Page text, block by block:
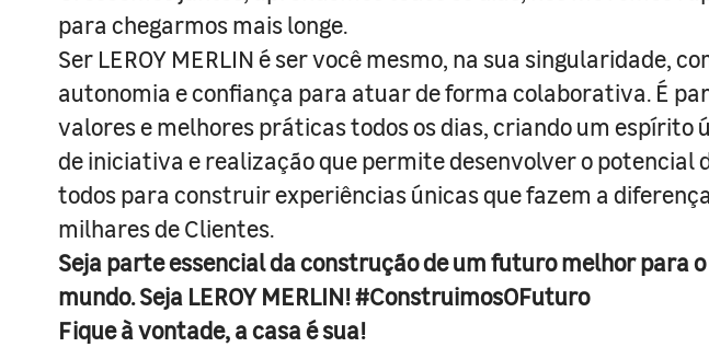
para chegarmos mais longe.
Ser LEROY MERLIN é ser você mesmo, na sua singularidade,
autonomia e confiança para atuar de forma colaborativa. É
valores e melhores práticas todos os dias, criando um espírito
de iniciativa e realização que permite desenvolver o potencial
todos para construir experiências únicas que fazem a
milhares de Clientes.
Seja parte essencial da construção de um futuro melhor para o
mundo. Seja LEROY MERLIN! #ConstruimosOFuturo
Fique à vontade, a casa é sua!